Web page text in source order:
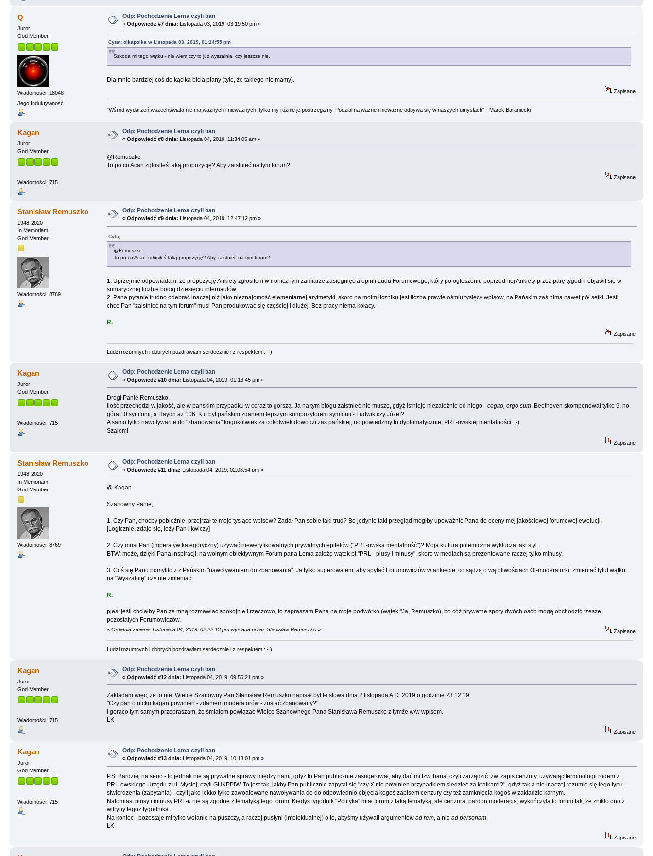
Q
Juror
God Member
Wiadomości: 18048
Jego Induktywność
Odp: Pochodzenie Lema czyli ban
« Odpowiedź #7 dnia: Listopada 03, 2019, 03:19:50 pm »
Cytat: olkapolka w Listopada 03, 2019, 01:14:55 pm
Szkoda mi tego wątku - nie wiem czy to już wyszalnia, czy jeszcze nie.
Dla mnie bardziej coś do kącika bicia piany (tyle, że takiego nie mamy).
Zapisane
"Wśród wydarzeń wszechświata nie ma ważnych i nieważnych, tylko my różnie je postrzegamy. Podział na ważne i nieważne odbywa się w naszych umysłach" - Marek Baraniecki
Kagan
Juror
God Member
Wiadomości: 715
Odp: Pochodzenie Lema czyli ban
« Odpowiedź #8 dnia: Listopada 04, 2019, 11:34:05 am »
@Remuszko
To po co Acan zgłosiłeś taką propozycję? Aby zaistnieć na tym forum?
Zapisane
Stanisław Remuszko
1948-2020
In Memoriam
God Member
Wiadomości: 8769
Odp: Pochodzenie Lema czyli ban
« Odpowiedź #9 dnia: Listopada 04, 2019, 12:47:12 pm »
Cytuj
@Remuszko
To po co Acan zgłosiłeś taką propozycję? Aby zaistnieć na tym forum?
1. Uprzejmie odpowiadam, że propozycję Ankiety zgłosiłem w ironicznym zamiarze zasięgnięcia opinii Ludu Forumowego, który po ogłoszeniu poprzedniej Ankiety przez parę tygodni objawił się w
sumarycznej liczbie bodaj dziesięciu internautów.
2. Pana pytanie trudno odebrać inaczej niż jako nieznajomość elementarnej arytmetyki, skoro na moim liczniku jest liczba prawie ośmiu tysięcy wpisów, na Pańskim zaś nima nawet pół setki. Jeśli
chce Pan "zaistnieć na tym forum" musi Pan produkować się częściej i dłużej. Bez pracy niema kołacy.
R.
Zapisane
Ludzi rozumnych i dobrych pozdrawiam serdecznie i z respektem : - )
Kagan
Juror
God Member
Wiadomości: 715
Odp: Pochodzenie Lema czyli ban
« Odpowiedź #10 dnia: Listopada 04, 2019, 01:13:45 pm »
Drogi Panie Remuszko,
Ilość przechodzi w jakość, ale w pańskim przypadku w coraz to gorszą. Ja na tym blogu zaistnieć nie muszę, gdyż istnieję niezależnie od niego - cogito, ergo sum. Beethoven skomponował tylko 9, no
góra 10 symfonii, a Haydn aż 106. Kto był pańskim zdaniem lepszym kompozytorem symfonii - Ludwik czy Józef?
A samo tylko nawoływanie do "zbanowania" kogokolwiek za cokolwiek dowodzi zaś pańskiej, no powiedzmy to dyplomatycznie, PRL-owskiej mentalności. ;-)
Szalom!
Zapisane
Stanisław Remuszko
1948-2020
In Memoriam
God Member
Wiadomości: 8769
Odp: Pochodzenie Lema czyli ban
« Odpowiedź #11 dnia: Listopada 04, 2019, 02:08:54 pm »
@ Kagan
Szanowny Panie,
1. Czy Pan, choćby pobieżnie, przejrzał te moje tysiące wpisów? Zadał Pan sobie taki trud? Bo jedynie taki przegląd mógłby upoważnić Pana do oceny mej jakościowej forumowej ewolucji.
[Logicznie, zdaje się, leży Pan i kwiczy]
2. Czy musi Pan (imperatyw kategoryczny) używać nieweryfikowalnych prywatnych epitetów ("PRL-owska mentalność")? Moja kultura polemiczna wyklucza taki styl.
BTW: może, dzięki Pana inspiracji, na wolnym obiektywnym Forum pana Lema założę wątek pt "PRL - plusy i minusy", skoro w mediach są prezentowane raczej tylko minusy.
3. Coś się Panu pomyliło z z Pańskim "nawoływaniem do zbanowania". Ja tylko sugerowałem, aby spytać Forumowiczów w ankiecie, co sądzą o wątpliwościach Ol-moderatorki: zmieniać tytuł wątku
na "Wyszalnię" czy nie zmieniać.
R.
pjes: jeśli chciałby Pan ze mną rozmawiać spokojnie i rzeczowo, to zapraszam Pana na moje podwórko (wątek "Ja, Remuszko), bo cóż prywatne spory dwóch osób mogą obchodzić rzesze
pozostałych Forumowiczów.
« Ostatnia zmiana: Listopada 04, 2019, 02:22:13 pm wysłana przez Stanisław Remuszko» Zapisane
Ludzi rozumnych i dobrych pozdrawiam serdecznie i z respektem : - )
Kagan
Juror
God Member
Wiadomości: 715
Odp: Pochodzenie Lema czyli ban
« Odpowiedź #12 dnia: Listopada 04, 2019, 09:56:21 pm »
Zakładam więc, że to nie Wielce Szanowny Pan Stanisław Remuszko napisał był te słowa dnia 2 listopada A.D. 2019 o godzinie 23:12:19:
"Czy pan o nicku kagan powinien - zdaniem moderatorów - zostać zbanowany?"
i gorąco tym samym przepraszam, że śmiałem powiązać Wielce Szanownego Pana Stanisława Remuszkę z tymże w/w wpisem.
LK
Zapisane
Kagan
Juror
God Member
Wiadomości: 715
Odp: Pochodzenie Lema czyli ban
« Odpowiedź #13 dnia: Listopada 04, 2019, 10:13:01 pm »
P.S. Bardziej na serio - to jednak nie są prywatne sprawy między nami, gdyż to Pan publicznie zasugerował, aby dać mi tzw. bana, czyli zarządzić tzw. zapis cenzury, używając terminologii rodem z
PRL-owskiego Urzędu z ul. Mysiej, czyli GUKPPiW. To jest tak, jakby Pan publicznie zapytał się "czy X nie powinien przypadkiem siedzieć za kratkami?", gdyż tak a nie inaczej rozumie się tego typu
stwierdzenia (zapytania) - czyli jako lekko tylko zawoalowane nawoływania do do odpowiednio objęcia kogoś zapisem cenzury czy też zamknięcia kogoś w zakładzie karnym.
Natomiast plusy i minusy PRL-u nie są zgodne z tematyką tego forum. Kiedyś tygodnik "Polityka" miał forum z taką tematyką, ale cenzura, pardon moderacja, wykończyła to forum tak, że znikło ono z
witryny tegoż tygodnika.
Na koniec - pozostaje mi tylko wołanie na puszczy, a raczej pustyni (intelektualnej) o to, abyśmy używali argumentów ad rem, a nie ad personam.
LK
Zapisane